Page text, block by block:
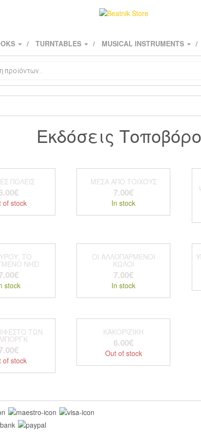
TURNTABLES MUSICAL INSTRUMENTS
Εκδόσεις
ΠΟΛΕΙΣ
€
of stock
ΜΕΣΑ ΑΠΌ ΤΟΙΧΟΥΣ
7.00€
In stock
ΤΟ
ΝΗΣΙ
€
stock
ΟΙ ΑΛΛΟΠΑΡΜΕΝΟΙ
ΚΩΛΟΙ
7.00€
In stock
ΤΩΝ
€
of stock
ΚΑΚΟΡΙΖΙΚΗ
6.00€
Out of stock